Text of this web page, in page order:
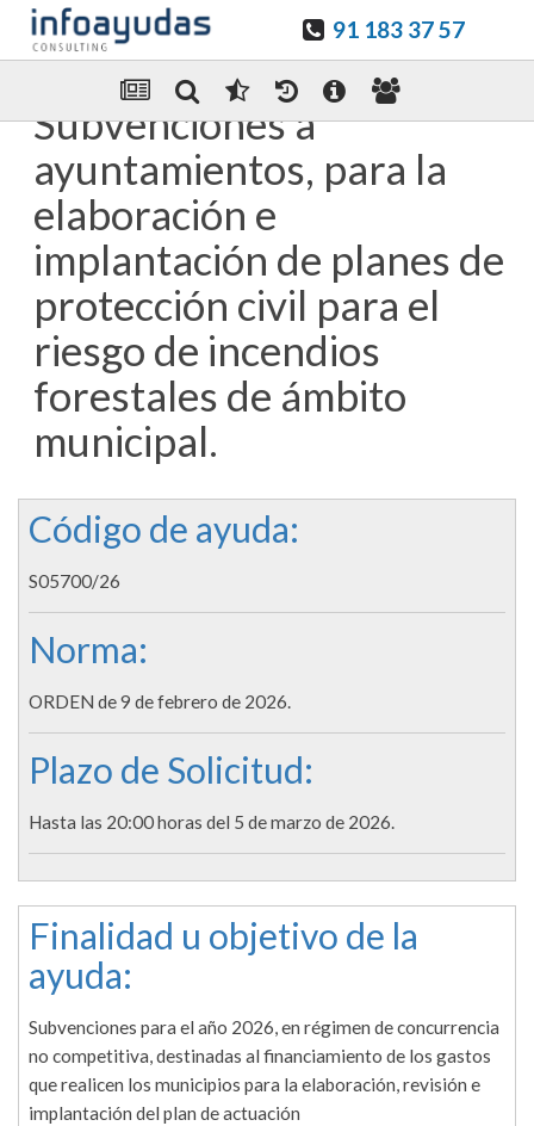
91 183 37 57
Enviar Por email
Subvenciones a
ayuntamientos, para la
elaboración e
implantación de planes de
protección civil para el
riesgo de incendios
forestales de ámbito
municipal.
Código de ayuda:
S05700/26
Norma:
ORDEN de 9 de febrero de 2026.
Plazo de Solicitud:
Hasta las 20:00 horas del 5 de marzo de 2026.
Finalidad u objetivo de la
ayuda:
Subvenciones para el año 2026, en régimen de concurrencia
no competitiva, destinadas al financiamiento de los gastos
que realicen los municipios para la elaboración, revisión e
implantación del plan de actuación